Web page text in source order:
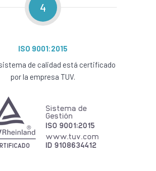
4
ISO 9001:2015
de calidad está certificado
por la empresa TUV.